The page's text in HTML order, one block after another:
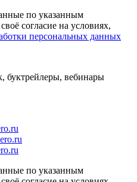
по указанным
согласие на условиях,
персональных данных
буктрейлеры, вебинары
по указанным